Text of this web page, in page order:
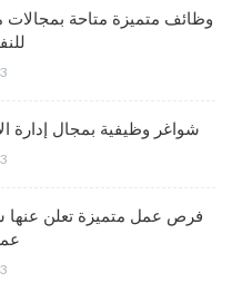
وظائف متميزة متاحة
3 أيام منذ
شواغر وظيفية بمجال إدارة
3 أيام منذ
فرص عمل متميزة تعلن عنها
3 أيام منذ